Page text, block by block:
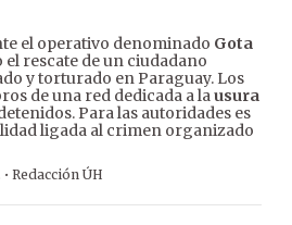
el operativo denominado Gota
el rescate de un ciudadano
y torturado en Paraguay. Los
de una red dedicada a lausura
Para las autoridades es
ligada al crimen organizado
· Redacción ÚH